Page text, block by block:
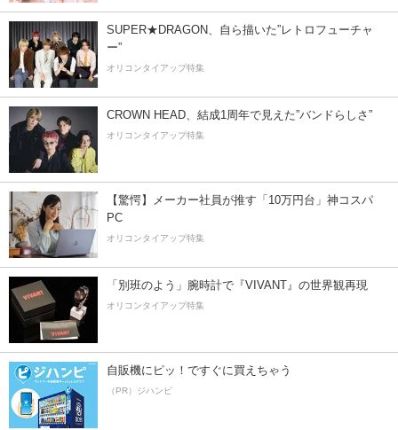
SUPER★DRAGON、自ら描いた”レトロフューチャ
ー”
オリコンタイアップ特集
CROWN HEAD、結成1周年で見えた”バンドらしさ”
オリコンタイアップ特集
【驚愕】メーカー社員が推す「10万円台」神コスパ
PC
オリコンタイアップ特集
「別班のよう」腕時計で『VIVANT』の世界観再現
オリコンタイアップ特集
自販機にピッ！ですぐに買えちゃう
（PR）ジハンピ